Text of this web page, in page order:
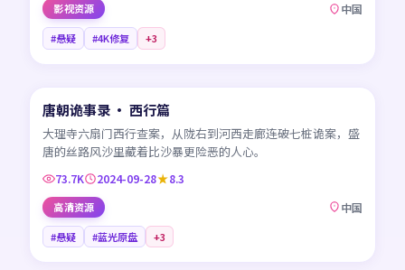
影视资源 中国
#悬疑 #4K修复 +3
CN
唐朝诡事录 · 西行篇
大理寺六扇门西行查案，从陇右到河西走廊连破七桩诡案，盛
唐的丝路风沙里藏着比沙暴更险恶的人心。
73.7K 2024-09-28 8.3
高清资源 中国
#悬疑 #蓝光原盘 +3